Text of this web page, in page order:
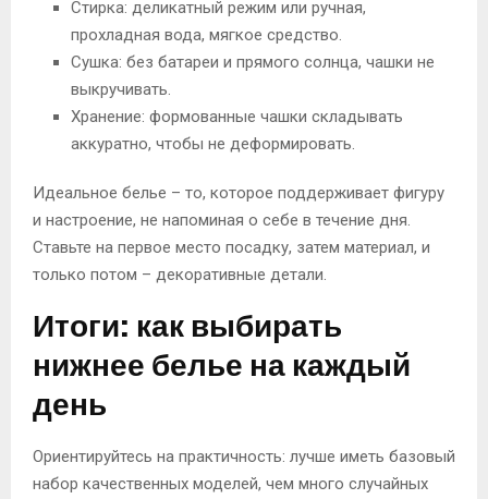
Стирка: деликатный режим или ручная,
прохладная вода, мягкое средство.
Сушка: без батареи и прямого солнца, чашки не
выкручивать.
Хранение: формованные чашки складывать
аккуратно, чтобы не деформировать.
Идеальное белье – то, которое поддерживает фигуру
и настроение, не напоминая о себе в течение дня.
Ставьте на первое место посадку, затем материал, и
только потом – декоративные детали.
Итоги: как выбирать
нижнее белье на каждый
день
Ориентируйтесь на практичность: лучше иметь базовый
набор качественных моделей, чем много случайных